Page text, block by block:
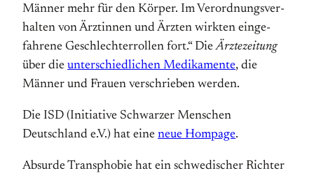
Männer mehr für den Körper. Im Ver­ord­nungs­ver­
halten von Ärztinnen und Ärzten wirkten ein­ge­
fahrene Geschlechter­rollen fort.“ DieÄrztezeitung
über die unter­schied­lichen Medi­kamente, die
Männer und Frauen verschrieben werden.
Die ISD (Initiative Schwarzer Menschen
Deutschland e.V.) hat eine neue Hompage.
Absurde Transphobie hat ein schwedischer Richter